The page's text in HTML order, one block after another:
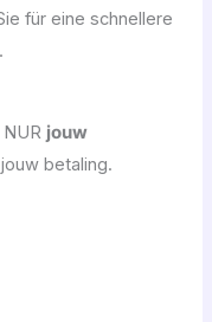
für eine schnellere
jouw
betaling.